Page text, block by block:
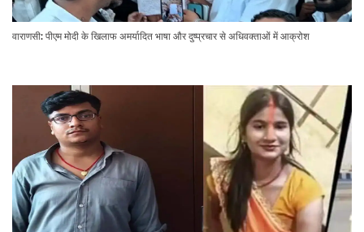
वाराणसी: पीएम मोदी के खिलाफ अमर्यादित भाषा और दुष्प्रचार से अधिवक्ताओं में आक्रोश